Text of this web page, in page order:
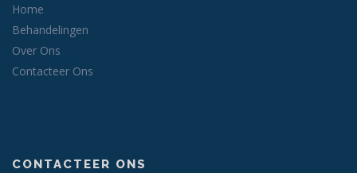
Home
Behandelingen
Over Ons
Contacteer Ons
CONTACTEER ONS